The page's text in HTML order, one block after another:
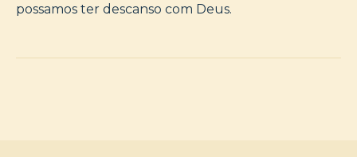
possamos ter descanso com Deus.